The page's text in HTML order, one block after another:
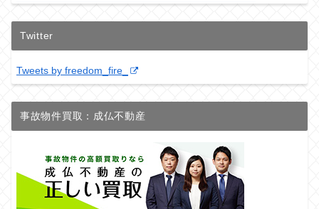
Twitter
Tweets by freedom_fire_
事故物件買取：成仏不動産